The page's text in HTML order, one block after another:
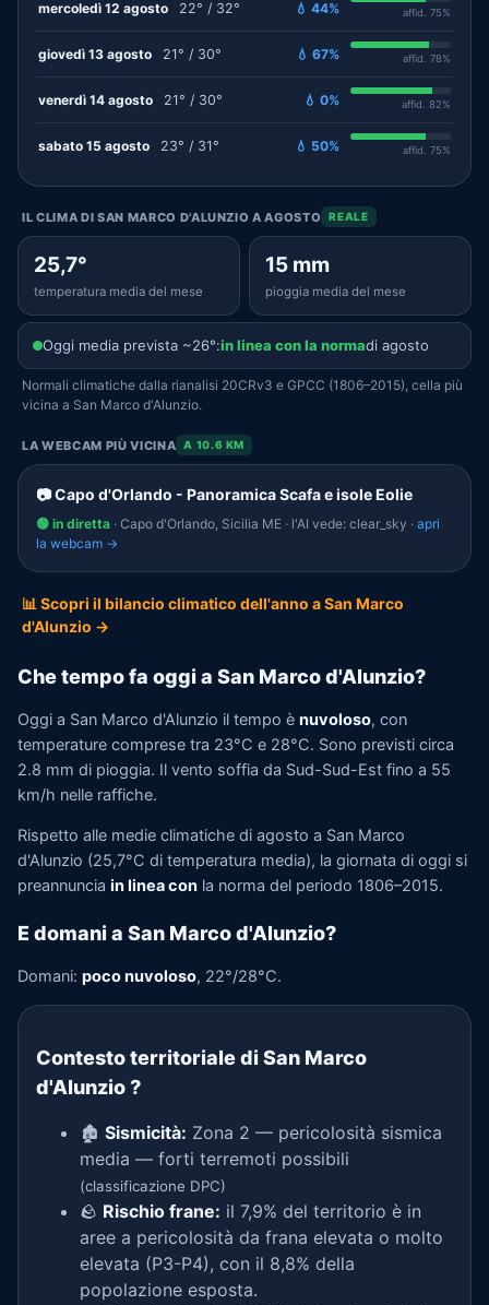
mercoledì 12 agosto 22° / 32° 💧 44% affid. 75%
giovedì 13 agosto 21° / 30° 💧 67% affid. 78%
venerdì 14 agosto 21° / 30° 💧 0% affid. 82%
sabato 15 agosto 23° / 31° 💧 50% affid. 75%
IL CLIMA DI SAN MARCO D'ALUNZIO A AGOSTO REALE
25,7°
temperatura media del mese
15 mm
pioggia media del mese
Oggi media prevista ~26°:in linea con la normadi agosto
Normali climatiche dalla rianalisi 20CRv3 e GPCC (1806–2015), cella più
vicina a San Marco d'Alunzio.
LA WEBCAM PIÙ VICINA A 10.6 KM
📷 Capo d'Orlando - Panoramica Scafa e isole Eolie
🟢 in diretta · Capo d'Orlando, Sicilia ME · l'AI vede: clear_sky · apri
la webcam →
📊 Scopri il bilancio climatico dell'anno a San Marco
d'Alunzio →
Che tempo fa oggi a San Marco d'Alunzio?
Oggi a San Marco d'Alunzio il tempo è nuvoloso, con
temperature comprese tra 23°C e 28°C. Sono previsti circa
2.8 mm di pioggia. Il vento soffia da Sud-Sud-Est fino a 55
km/h nelle raffiche.
Rispetto alle medie climatiche di agosto a San Marco
d'Alunzio (25,7°C di temperatura media), la giornata di oggi si
preannuncia in linea con la norma del periodo 1806–2015.
E domani a San Marco d'Alunzio?
Domani: poco nuvoloso, 22°/28°C.
Contesto territoriale di San Marco
d'Alunzio?
🏚️ Sismicità: Zona 2 — pericolosità sismica
media — forti terremoti possibili
(classificazione DPC)
🪨 Rischio frane: il 7,9% del territorio è in
aree a pericolosità da frana elevata o molto
elevata (P3-P4), con il 8,8% della
popolazione esposta.